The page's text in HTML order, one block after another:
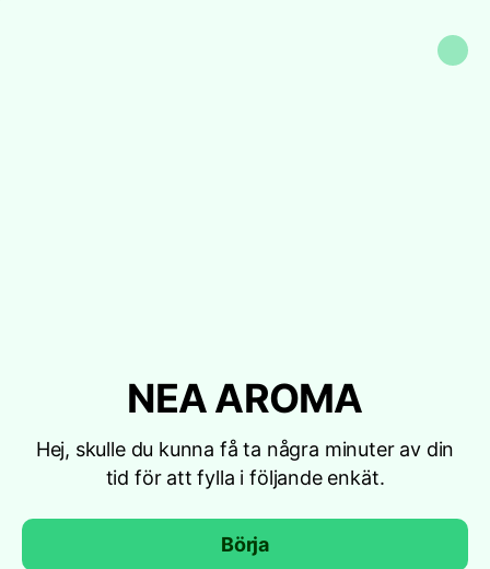
NEA AROMA
Hej, skulle du kunna få ta några minuter av din
tid för att fylla i följande enkät.
Börja